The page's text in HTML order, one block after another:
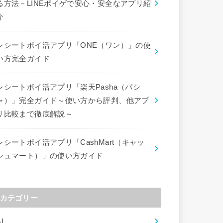
方法－LINEポイゲで安心・安全なアプリ紹
シートポイ活アプリ「ONE（ワン）」の使
方完全ガイド
シートポイ活アプリ「楽天Pasha（パシ
）」完全ガイド～使い方から評判、他アプ
比較まで徹底解説～
シートポイ活アプリ「CashMart（キャッ
ュマート）」の使い方ガイド
カテゴリー